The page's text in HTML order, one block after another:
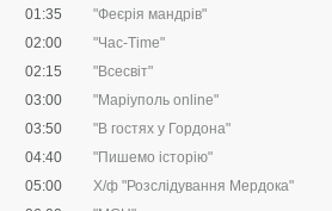
01:35
"Феєрія мандрів"
02:00
"Час-Time"
02:15
"Всесвіт"
03:00
"Маріуполь online"
03:50
"В гостях у Гордона"
04:40
"Пишемо історію"
05:00
Х/ф "Розслідування Мердока"